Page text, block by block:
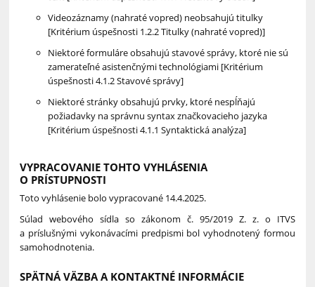
Videozáznamy (nahraté vopred) neobsahujú titulky
[Kritérium úspešnosti 1.2.2 Titulky (nahraté vopred)]
Niektoré formuláre obsahujú stavové správy, ktoré nie sú
zamerateľné asistenčnými technológiami [Kritérium
úspešnosti 4.1.2 Stavové správy]
Niektoré stránky obsahujú prvky, ktoré nespĺňajú
požiadavky na správnu syntax značkovacieho jazyka
[Kritérium úspešnosti 4.1.1 Syntaktická analýza]
VYPRACOVANIE TOHTO VYHLÁSENIA
O PRÍSTUPNOSTI
Toto vyhlásenie bolo vypracované 14.4.2025.
Súlad webového sídla so zákonom č. 95/2019 Z. z. o ITVS
a príslušnými vykonávacími predpismi bol vyhodnotený formou
samohodnotenia.
SPÄTNÁ VÄZBA A KONTAKTNÉ INFORMÁCIE